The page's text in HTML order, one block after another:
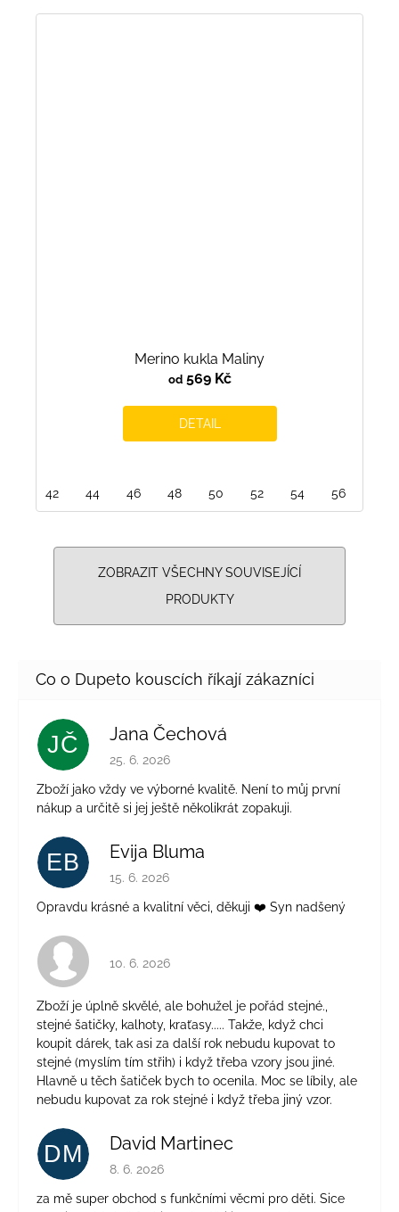
Merino kukla Maliny
od569 Kč
DETAIL
42 44 46 48 50 52 54 56
ZOBRAZIT VŠECHNY SOUVISEJÍCÍ
PRODUKTY
JČ Jana Čechová
Hodnocení obchodu je 5 z 5 hvězdiček.
25. 6. 2026
Zboží jako vždy ve výborné kvalitě. Není to můj první
nákup a určitě si jej ještě několikrát zopakuji.
EB Evija Bluma
Hodnocení obchodu je 5 z 5 hvězdiček.
15. 6. 2026
Opravdu krásné a kvalitní věci, děkuji ❤️ Syn nadšený
Hodnocení obchodu je 4 z 5 hvězdiček.
10. 6. 2026
Zboží je úplně skvělé, ale bohužel je pořád stejné.,
stejné šatičky, kalhoty, kraťasy..... Takže, když chci
koupit dárek, tak asi za další rok nebudu kupovat to
stejné (myslím tím střih) i když třeba vzory jsou jiné.
Hlavně u těch šatiček bych to ocenila. Moc se líbily, ale
nebudu kupovat za rok stejné i když třeba jiný vzor.
DM David Martinec
Hodnocení obchodu je 5 z 5 hvězdiček.
8. 6. 2026
za mě super obchod s funkčními věcmi pro děti. Sice